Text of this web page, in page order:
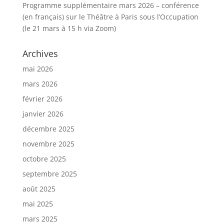
Programme supplémentaire mars 2026 – conférence
(en français) sur le Théâtre à Paris sous l’Occupation
(le 21 mars à 15 h via Zoom)
Archives
mai 2026
mars 2026
février 2026
janvier 2026
décembre 2025
novembre 2025
octobre 2025
septembre 2025
août 2025
mai 2025
mars 2025